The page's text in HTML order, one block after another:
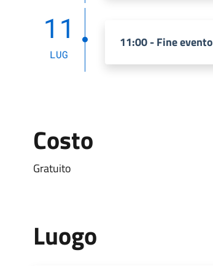
11
LUG
11:00 - Fine evento
Costo
Gratuito
Luogo